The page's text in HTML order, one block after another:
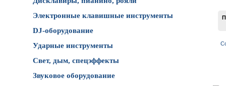
Электронные клавишные инструменты
DJ-оборудование
Ударные инструменты
Свет, дым, спецэффекты
Звуковое оборудование